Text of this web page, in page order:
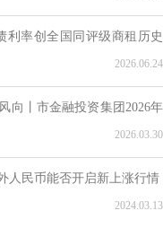
利率创全国同评级商租历史
2026.06.24
向丨市金融投资集团2026年
2026.03.30
人民币能否开启新上涨行情
2024.03.13